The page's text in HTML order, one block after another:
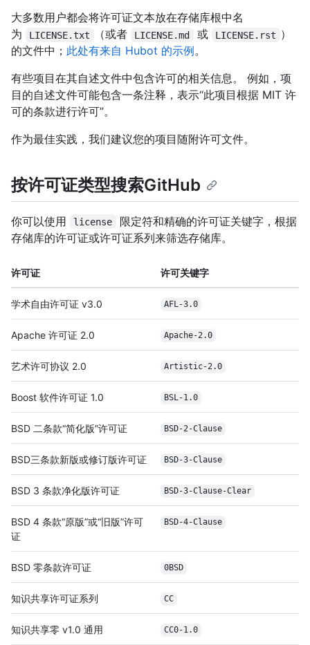
大多数用户都会将许可证文本放在存储库根中名
为
LICENSE.txt （或者 LICENSE.md 或 LICENSE.rst ）
的文件中； 此处有来自 Hubot 的示例。
有些项目在其自述文件中包含许可的相关信息。 例如，项
目的自述文件可能包含一条注释，表示“此项目根据 MIT 许
可的条款进行许可”。
作为最佳实践，我们建议您的项目随附许可文件。
按许可证类型搜索GitHub
你可以使用 license
限定符和精确的许可证关键字，根据
存储库的许可证或许可证系列来筛选存储库。
许可证 许可关键字
学术自由许可证 v3.0 AFL-3.0
Apache 许可证 2.0 Apache-2.0
艺术许可协议 2.0 Artistic-2.0
Boost 软件许可证 1.0 BSL-1.0
BSD 二条款“简化版”许可证 BSD-2-Clause
BSD三条款新版或修订版许可证 BSD-3-Clause
BSD 3 条款净化版许可证 BSD-3-Clause-Clear
BSD 4 条款“原版”或“旧版”许可
证
BSD-4-Clause
BSD 零条款许可证 0BSD
知识共享许可证系列 CC
知识共享零 v1.0 通用 CC0-1.0